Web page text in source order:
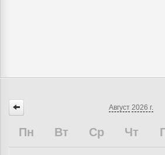
Август 2026 г.
Пн Вт Ср Чт